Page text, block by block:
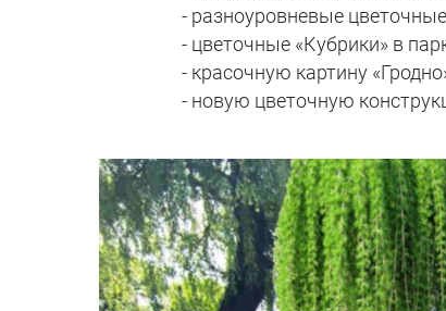
- разноуровневые
- цветочные «Кубрики» в
- красочную картину
- новую цветочную